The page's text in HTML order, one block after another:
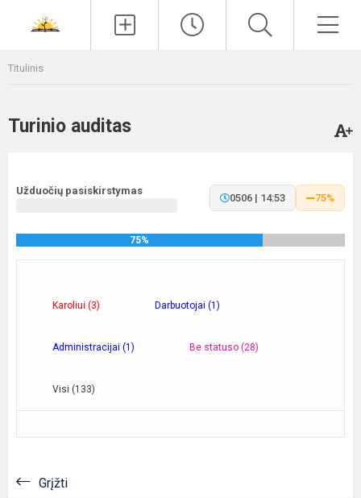
Titulinis
Turinio auditas
Užduočių pasiskirstymas
0506 | 14:53 75%
75%
Karoliui (3) Darbuotojai (1)
Administracijai (1) Be statuso (28)
Visi (133)
Grįžti